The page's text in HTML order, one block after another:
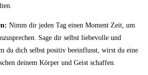
Nimm dir jeden Tag einen Moment Zeit, um
Sage dir ⁤selbst liebevolle‌ und
⁤du dich‌ selbst positiv beeinflusst, wirst du eine‍
deinem ‌Körper und Geist​ schaffen.